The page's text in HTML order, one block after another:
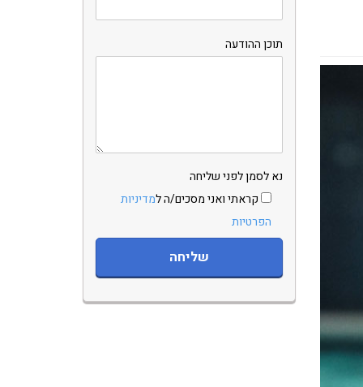
תוכן ההודעה
נא לסמן לפני שליחה
קראתי ואני מסכים/ה למדיניות
הפרטיות